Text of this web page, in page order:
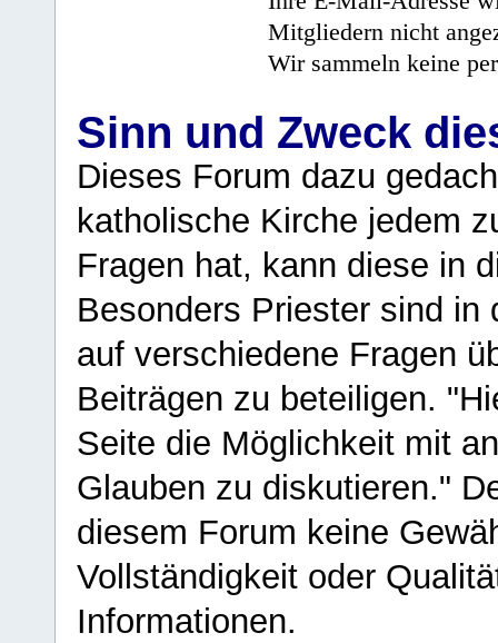
Mitgliedern nicht
Wir sammeln keine
Sinn und Zweck
Dieses Forum dazu
katholische Kirche jedem
Fragen hat, kann diese in
Besonders Priester sind in
auf verschiedene Fragen
Beiträgen zu beteiligen.
Seite die Möglichkeit mit
Glauben zu diskutieren."
diesem Forum keine
Vollständigkeit oder
Informationen.